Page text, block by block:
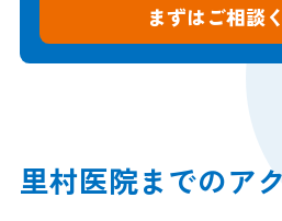
まずはご相談
里村医院までのア